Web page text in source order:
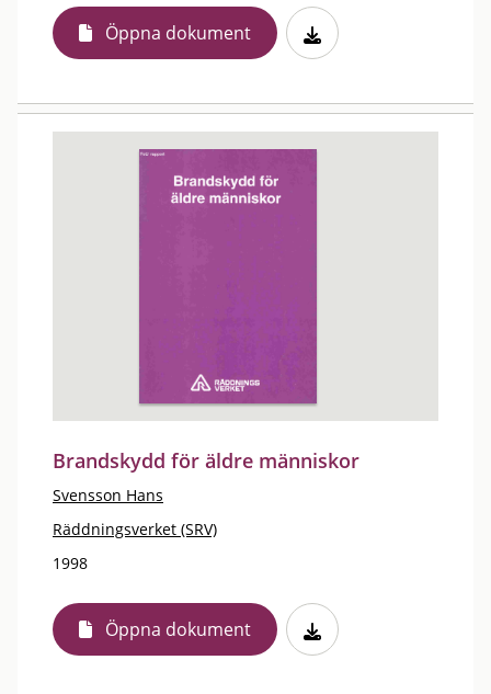
Öppna dokument
Brandskydd för äldre människor
Svensson Hans
Räddningsverket (SRV)
1998
Öppna dokument